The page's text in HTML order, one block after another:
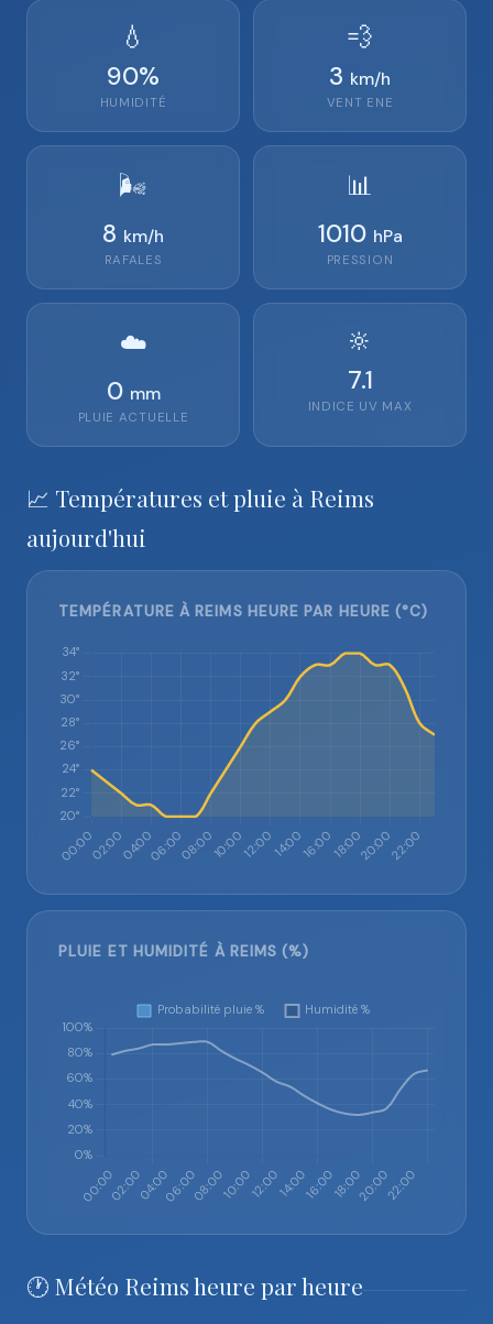
💧
90%
HUMIDITÉ
💨
3 km/h
VENT ENE
🌬️
8 km/h
RAFALES
📊
1010 hPa
PRESSION
☁️
0 mm
PLUIE ACTUELLE
🔆
7.1
INDICE UV MAX
📈 Températures et pluie à Reims
aujourd'hui
TEMPÉRATURE À REIMS HEURE PAR HEURE (°C)
PLUIE ET HUMIDITÉ À REIMS (%)
🕐 Météo Reims heure par heure